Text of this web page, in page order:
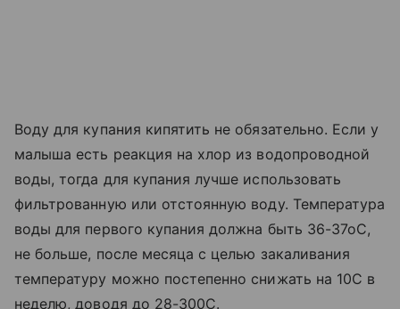
Воду для купания кипятить не обязательно. Если у
малыша есть реакция на хлор из водопроводной
воды, тогда для купания лучше использовать
фильтрованную или отстоянную воду. Температура
воды для первого купания должна быть 36-37оС,
не больше, после месяца с целью закаливания
температуру можно постепенно снижать на 10С в
неделю, доводя до 28-300С.